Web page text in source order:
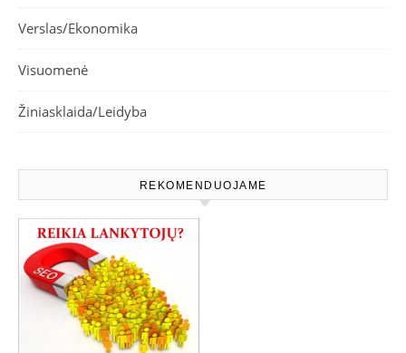
Verslas/Ekonomika
Visuomenė
Žiniasklaida/Leidyba
REKOMENDUOJAME